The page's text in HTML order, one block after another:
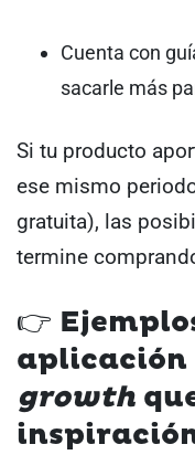
Cuenta con
sacarle más
Si tu producto
ese mismo
gratuita), las
termine
👉
aplicación
growth